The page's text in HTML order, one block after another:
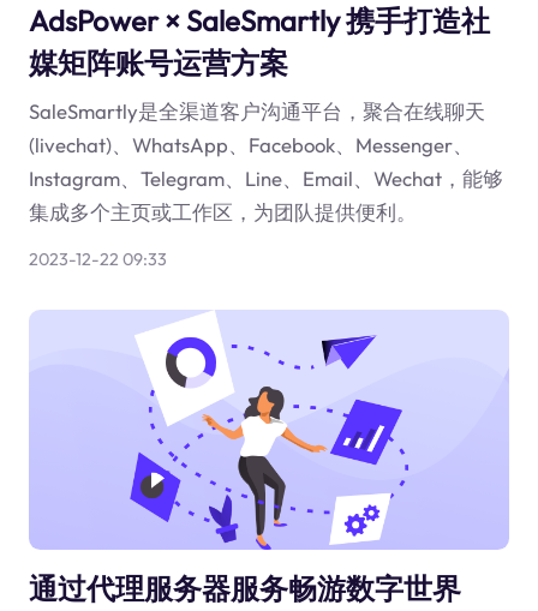
AdsPower × SaleSmartly 携手打造社
媒矩阵账号运营方案
SaleSmartly是全渠道客户沟通平台，聚合在线聊天
(livechat)、WhatsApp、Facebook、Messenger、
Instagram、Telegram、Line、Email、Wechat，能够
集成多个主页或工作区，为团队提供便利。
2023-12-22 09:33
通过代理服务器服务畅游数字世界